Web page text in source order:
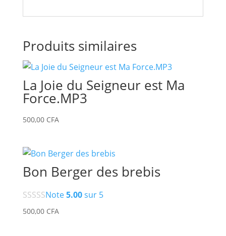
Produits similaires
La Joie du Seigneur est Ma
Force.MP3
500,00 CFA
Bon Berger des brebis
Note5.00sur 5
500,00 CFA